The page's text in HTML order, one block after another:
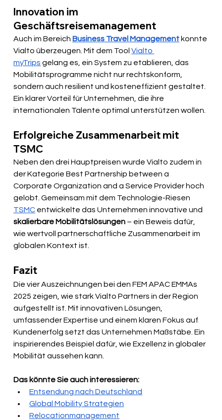
Innovation im
Geschäftsreisemanagement
Auch im Bereich Business Travel Management konnte
Vialto überzeugen. Mit dem Tool Vialto
myTrips gelang es, ein System zu etablieren, das
Mobilitätsprogramme nicht nur rechtskonform,
sondern auch resilient und kosteneffizient gestaltet.
Ein klarer Vorteil für Unternehmen, die ihre
internationalen Talente optimal unterstützen wollen.
Erfolgreiche Zusammenarbeit mit
TSMC
Neben den drei Hauptpreisen wurde Vialto zudem in
der Kategorie Best Partnership between a
Corporate Organization and a Service Provider hoch
gelobt. Gemeinsam mit dem Technologie-Riesen
TSMC entwickelte das Unternehmen innovative und
skalierbare Mobilitätslösungen – ein Beweis dafür,
wie wertvoll partnerschaftliche Zusammenarbeit im
globalen Kontext ist.
Fazit
Die vier Auszeichnungen bei den FEM APAC EMMAs
2025 zeigen, wie stark Vialto Partners in der Region
aufgestellt ist. Mit innovativen Lösungen,
umfassender Expertise und einem klaren Fokus auf
Kundenerfolg setzt das Unternehmen Maßstäbe. Ein
inspirierendes Beispiel dafür, wie Exzellenz in globaler
Mobilität aussehen kann.
Das könnte Sie auch interessieren:
Entsendung nach Deutschland
Global Mobility Strategien
Relocationmanagement